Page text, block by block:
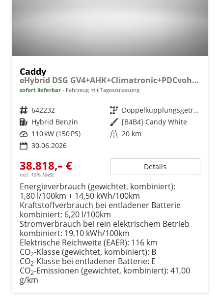
Caddy
eHybrid DSG GV4+AHK+Climatronic+PDCvohi+Cam+Regensens.+AppConnect
sofort lieferbar Fahrzeug mit Tageszulassung
Fahrzeugnr. 642232 Getriebe
Doppelkupplungsgetriebe (DSG)
Kraftstoff Hybrid Benzin Außenfarbe [B4B4] Candy White
Leistung 110 kW (150 PS) Kilometerstand 20 km
30.06.2026
38.818,– €
incl. 19% MwSt.
Details
Energieverbrauch (gewichtet, kombiniert):
1,80 l/100km + 14,50 kWh/100km
Kraftstoffverbrauch bei entladener Batterie
kombiniert: 6,20 l/100km
Stromverbrauch bei rein elektrischem Betrieb
kombiniert: 19,10 kWh/100km
Elektrische Reichweite (EAER): 116 km
CO2-Klasse (gewichtet, kombiniert): B
CO2-Klasse bei entladener Batterie: E
CO2-Emissionen (gewichtet, kombiniert): 41,00
g/km